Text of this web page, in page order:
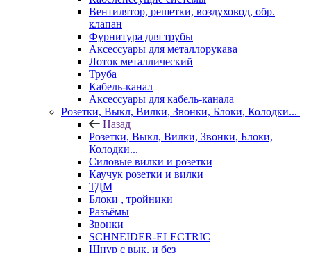
Вентилятор, решетки, воздуховод, обр.
клапан
Фурнитура для трубы
Аксессуары для металлорукава
Лоток металлический
Труба
Кабель-канал
Аксессуары для кабель-канала
Розетки, Выкл, Вилки, Звонки, Блоки, Колодки...
Назад
Розетки, Выкл, Вилки, Звонки, Блоки,
Колодки...
Силовые вилки и розетки
Каучук розетки и вилки
ТДМ
Блоки , тройники
Разъёмы
Звонки
SCHNEIDER-ELECTRIC
Шнур с вык. и без